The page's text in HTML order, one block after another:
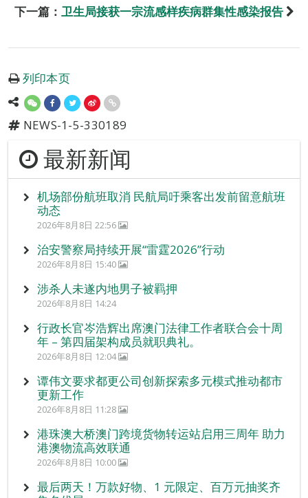
下一篇： 卫生局接获一宗流感样疾病群集性感染报告
列印本页
NEWS-1-5-330189
最新新闻
机场部份航班取消 民航局吁乘客出发前留意航班
动态
2026年8月8日 22:56
治安警察局持续开展“雷霆2026”行动
2026年8月8日 15:40
涉杀人未遂内地男子被羁押
2026年8月8日 14:24
行政长官岑浩辉出席澳门法律工作者联合会十周
年 – 第四届架构成员就职典礼。
2026年8月8日 12:04
谭伟文要求都更公司创新探索多元模式推动都市
更新工作
2026年8月8日 11:28
港珠澳大桥澳门跨境货物转运站启用三周年 助力
港澳物流高效联通
2026年8月8日 10:00
最后两天！万款好物、1 元限定、百万元抽奖齐